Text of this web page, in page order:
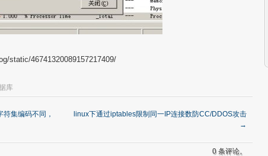
static/46741320089157217409/
库
集编码不同，
linux下通过iptables限制同一IP连接数防CC/DDOS攻击
→
0 条评论。